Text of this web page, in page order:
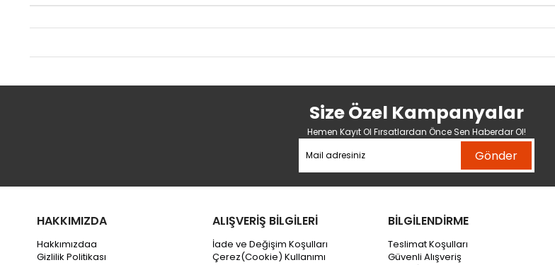
Size Özel Kampanyalar
Hemen Kayıt Ol Fırsatlardan Önce Sen Haberdar Ol!
Gönder
HAKKIMIZDA
Hakkımızdaa
Gizlilik Politikası
ALIŞVERİŞ BİLGİLERİ
İade ve Değişim Koşulları
Çerez(Cookie) Kullanımı
BİLGİLENDİRME
Teslimat Koşulları
Güvenli Alışveriş